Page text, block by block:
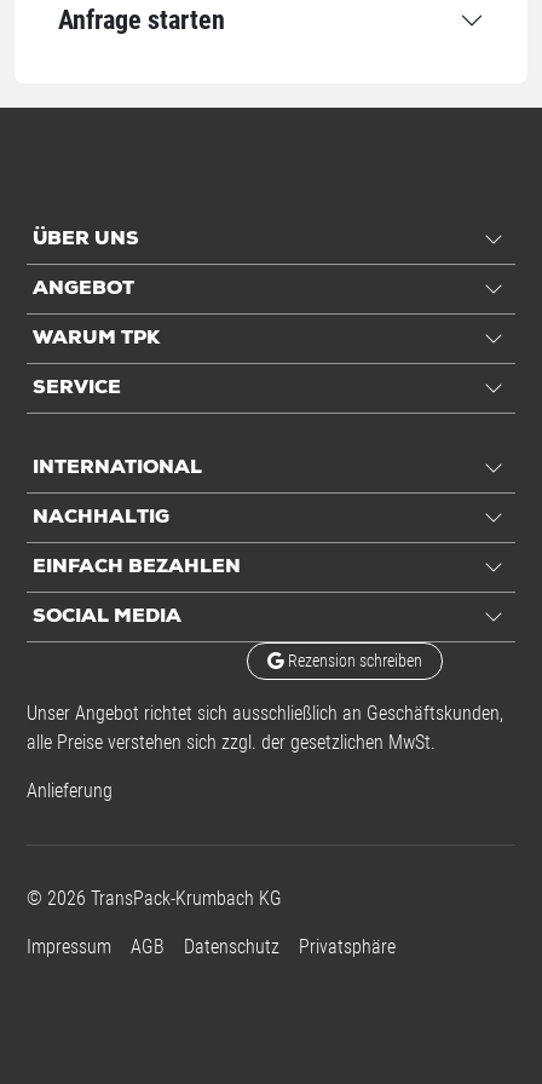
Einheiten
Anfrage starten
ÜBER UNS
ANGEBOT
WARUM TPK
SERVICE
INTERNATIONAL
NACHHALTIG
EINFACH BEZAHLEN
SOCIAL MEDIA
Rezension schreiben
Unser Angebot richtet sich ausschließlich an Geschäftskunden,
alle Preise verstehen sich zzgl. der gesetzlichen MwSt.
Anlieferung
© 2026 TransPack-Krumbach KG
Impressum AGB Datenschutz Privatsphäre